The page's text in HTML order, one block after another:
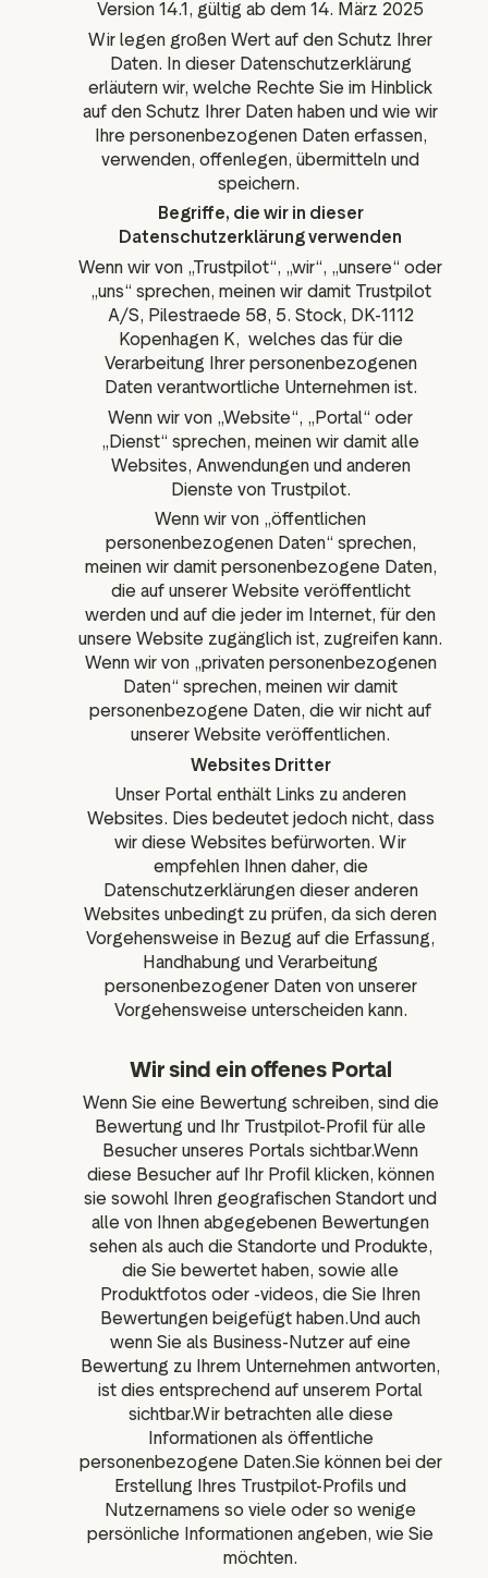
teams
of Reasons
Version 14.1, gültig ab dem 14. März 2025
Wir legen großen Wert auf den Schutz Ihrer
Daten. In dieser Datenschutzerklärung
erläutern wir, welche Rechte Sie im Hinblick
auf den Schutz Ihrer Daten haben und wie wir
Ihre personenbezogenen Daten erfassen,
verwenden, offenlegen, übermitteln und
speichern.
Begriffe, die wir in dieser
Datenschutzerklärung verwenden
Wenn wir von „Trustpilot“, „wir“, „unsere“ oder
„uns“ sprechen, meinen wir damit Trustpilot
A/S, Pilestraede 58, 5. Stock, DK-1112
Kopenhagen K, welches das für die
Verarbeitung Ihrer personenbezogenen
Daten verantwortliche Unternehmen ist.
Wenn wir von „Website“, „Portal“ oder
„Dienst“ sprechen, meinen wir damit alle
Websites, Anwendungen und anderen
Dienste von Trustpilot.
Wenn wir von „öffentlichen
personenbezogenen Daten“ sprechen,
meinen wir damit personenbezogene Daten,
die auf unserer Website veröffentlicht
werden und auf die jeder im Internet, für den
unsere Website zugänglich ist, zugreifen kann.
Wenn wir von „privaten personenbezogenen
Daten“ sprechen, meinen wir damit
personenbezogene Daten, die wir nicht auf
unserer Website veröffentlichen.
Websites Dritter
Unser Portal enthält Links zu anderen
Websites. Dies bedeutet jedoch nicht, dass
wir diese Websites befürworten. Wir
empfehlen Ihnen daher, die
Datenschutzerklärungen dieser anderen
Websites unbedingt zu prüfen, da sich deren
Vorgehensweise in Bezug auf die Erfassung,
Handhabung und Verarbeitung
personenbezogener Daten von unserer
Vorgehensweise unterscheiden kann.
Wir sind ein offenes Portal
Wenn Sie eine Bewertung schreiben, sind die
Bewertung und Ihr Trustpilot-Profil für alle
Besucher unseres Portals sichtbar.Wenn
diese Besucher auf Ihr Profil klicken, können
sie sowohl Ihren geografischen Standort und
alle von Ihnen abgegebenen Bewertungen
sehen als auch die Standorte und Produkte,
die Sie bewertet haben, sowie alle
Produktfotos oder -videos, die Sie Ihren
Bewertungen beigefügt haben.Und auch
wenn Sie als Business-Nutzer auf eine
Bewertung zu Ihrem Unternehmen antworten,
ist dies entsprechend auf unserem Portal
sichtbar.Wir betrachten alle diese
Informationen als öffentliche
personenbezogene Daten.Sie können bei der
Erstellung Ihres Trustpilot-Profils und
Nutzernamens so viele oder so wenige
persönliche Informationen angeben, wie Sie
möchten.